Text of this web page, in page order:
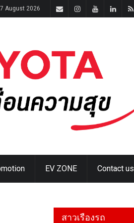
August 2026
EV ZONE Contact us
สาวเรืองรถ